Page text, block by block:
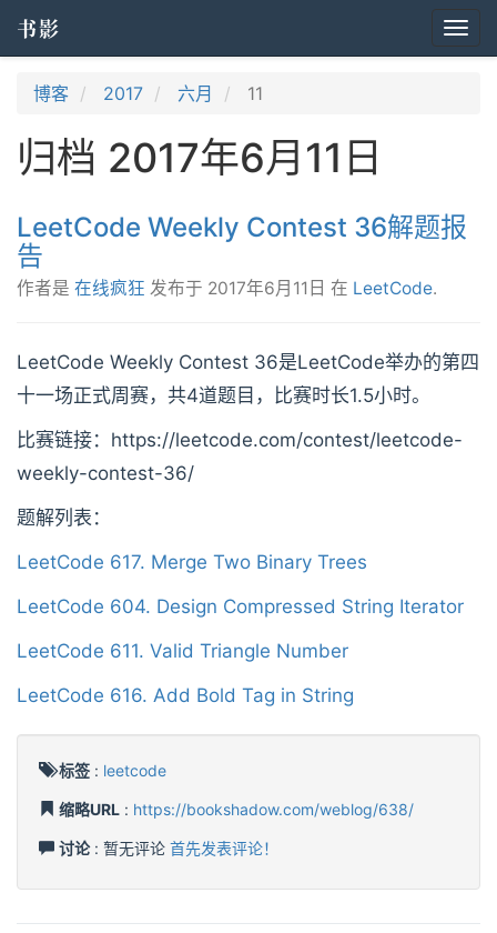
书影
博客 2017 六月 11
归档 2017年6月11日
LeetCode Weekly Contest 36解题报
告
作者是 在线疯狂 发布于 2017年6月11日 在 LeetCode.
LeetCode Weekly Contest 36是LeetCode举办的第四
十一场正式周赛，共4道题目，比赛时长1.5小时。
比赛链接：https://leetcode.com/contest/leetcode-
weekly-contest-36/
题解列表：
LeetCode 617. Merge Two Binary Trees
LeetCode 604. Design Compressed String Iterator
LeetCode 611. Valid Triangle Number
LeetCode 616. Add Bold Tag in String
标签 : leetcode
缩略URL : https://bookshadow.com/weblog/638/
讨论: 暂无评论 首先发表评论！